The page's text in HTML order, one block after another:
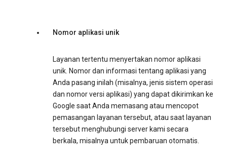
Nomor aplikasi unik
Layanan tertentu menyertakan nomor aplikasi
unik. Nomor dan informasi tentang aplikasi yang
Anda pasang inilah (misalnya, jenis sistem operasi
dan nomor versi aplikasi) yang dapat dikirimkan ke
Google saat Anda memasang atau mencopot
pemasangan layanan tersebut, atau saat layanan
tersebut menghubungi server kami secara
berkala, misalnya untuk pembaruan otomatis.